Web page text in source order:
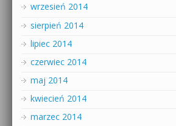
wrzesień 2014
sierpień 2014
lipiec 2014
czerwiec 2014
maj 2014
kwiecień 2014
marzec 2014